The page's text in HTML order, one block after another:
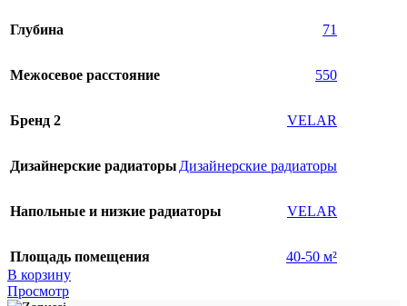
Глубина 71
Межосевое расстояние 550
Бренд 2 VELAR
Дизайнерские радиаторыДизайнерские радиаторы
Напольные и низкие радиаторы VELAR
Площадь помещения
40-50 м²
В корзину
Просмотр